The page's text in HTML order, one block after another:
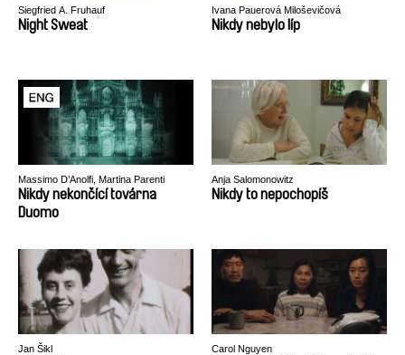
Siegfried A. Fruhauf
Night Sweat
Ivana Pauerová Miloševičová
Nikdy nebylo líp
Massimo D’Anolfi, Martina Parenti
Nikdy nekončící továrna
Duomo
Anja Salomonowitz
Nikdy to nepochopíš
Jan Šikl Carol Nguyen